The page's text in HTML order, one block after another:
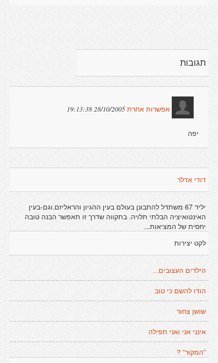
תגובות
אפשרות אחרת 28/10/2005 19:13:38
יפה
דודי אדלר
יליד 67 משתדל להתבונן בעולם בעין ההגיון והראליזם.וגם-בעין
האינטואיציה הבלתי תלויה. בתקווה שדרך זו תאפשר הבנה טובה
יחסית של המציאות...
לקט יצירות
הילדים העצובים...
הודו להשם כי טוב
שושן צחור
אינני אני ואני תפילה
"המקור" ?